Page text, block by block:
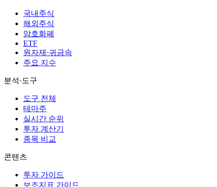
국내주식
해외주식
암호화폐
ETF
원자재·귀금속
주요 지수
분석·도구
도구 전체
테마주
실시간 순위
투자 계산기
종목 비교
콘텐츠
투자 가이드
보조지표 가이드